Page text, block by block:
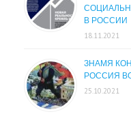
В РОССИИ
18.11.2021
ЗНАМЯ
РОССИЯ
25.10.2021